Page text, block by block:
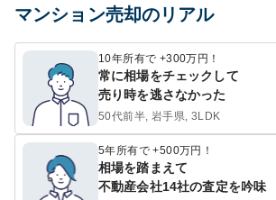
マンション売却のリアル
10年所有で +300万円！
常に相場をチェックして
売り時を逃さなかった
50代前半, 岩手県, 3LDK
5年所有で +500万円！
相場を踏まえて
不動産会社14社の査定を吟味